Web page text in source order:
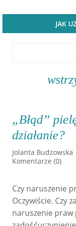
JAK
„Błąd”
działanie?
Jolanta Budzowska
Komentarze (0)
Czy naruszenie
Oczywiście. Czy
naruszenie praw